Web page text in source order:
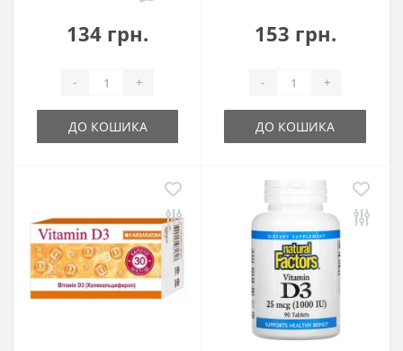
134 грн.
- +
ДО КОШИКА
153 грн.
- +
ДО КОШИКА